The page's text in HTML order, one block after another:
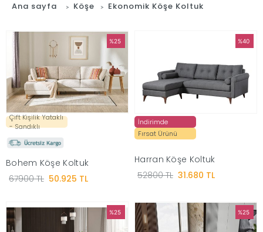
Yemek
Odası
Tv
Koltuk
Ana sayfa Köşe Ekonomik Köşe Koltuk
%25
Çift Kişilik Yataklı
- Sandıklı
Bohem Köşe Koltuk
67900 TL 50.925 TL
%40
İndirimde
Fırsat Ürünü
Harran Köşe Koltuk
52800 TL 31.680 TL
%25 %25